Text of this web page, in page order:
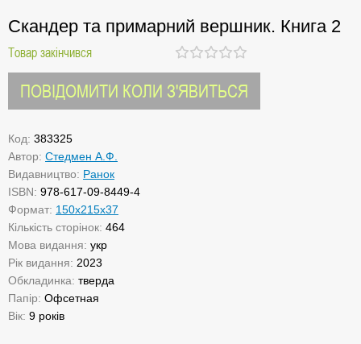
Скандер та примарний вершник. Книга 2
Товар закінчився
ПОВІДОМИТИ КОЛИ З'ЯВИТЬСЯ
Код: 383325
Автор: Стедмен А.Ф.
Видавництво: Ранок
ISBN: 978-617-09-8449-4
Формат: 150x215x37
Кількість сторінок: 464
Мова видання: укр
Рік видання: 2023
Обкладинка: тверда
Папір: Офсетная
Вік: 9 років